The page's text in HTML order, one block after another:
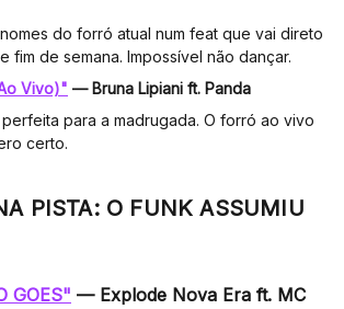
do forró atual num feat que vai direto
fim de semana. Impossível não dançar.
Vivo)" — Bruna Lipiani ft. Panda
para a madrugada. O forró ao vivo
certo.
PISTA: O FUNK ASSUMIU
GOES" — Explode Nova Era ft. MC